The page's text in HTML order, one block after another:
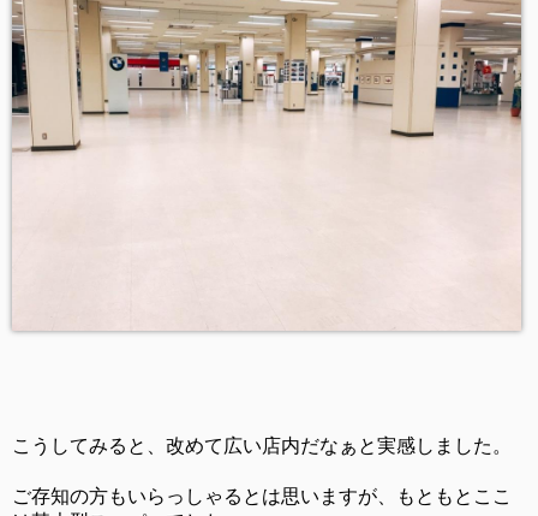
こうしてみると、改めて広い店内だなぁと実感しました。
ご存知の方もいらっしゃるとは思いますが、もともとここ